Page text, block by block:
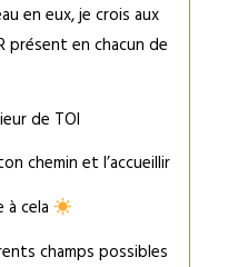
en eux, je crois aux
présent en chacun de
de TOI
chemin et l’accueillir
à cela
champs possibles